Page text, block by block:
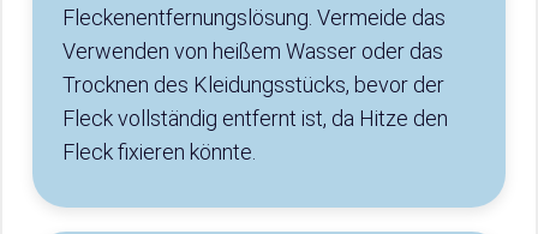
Fleckenentfernungslösung. Vermeide das
Verwenden von heißem Wasser oder das
Trocknen des Kleidungsstücks, bevor der
Fleck vollständig entfernt ist, da Hitze den
Fleck fixieren könnte.